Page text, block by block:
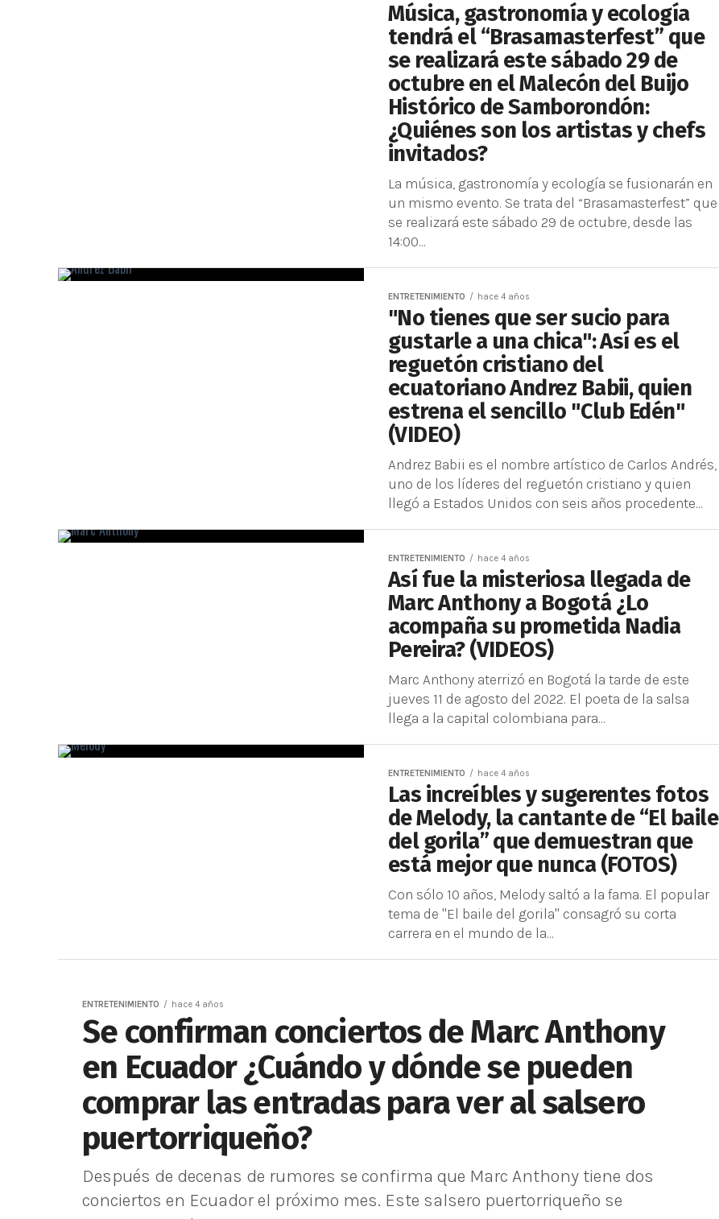
Música, gastronomía y ecología
tendrá el “Brasamasterfest” que
se realizará este sábado 29 de
octubre en el Malecón del Buijo
Histórico de Samborondón:
¿Quiénes son los artistas y chefs
invitados?
La música, gastronomía y ecología se fusionarán en
un mismo evento. Se trata del “Brasamasterfest” que
se realizará este sábado 29 de octubre, desde las
14:00...
ENTRETENIMIENTO hace 4 años
"No tienes que ser sucio para
gustarle a una chica": Así es el
reguetón cristiano del
ecuatoriano Andrez Babii, quien
estrena el sencillo "Club Edén"
(VIDEO)
Andrez Babii es el nombre artístico de Carlos Andrés,
uno de los líderes del reguetón cristiano y quien
llegó a Estados Unidos con seis años procedente...
ENTRETENIMIENTO hace 4 años
Así fue la misteriosa llegada de
Marc Anthony a Bogotá ¿Lo
acompaña su prometida Nadia
Pereira? (VIDEOS)
Marc Anthony aterrizó en Bogotá la tarde de este
jueves 11 de agosto del 2022. El poeta de la salsa
llega a la capital colombiana para...
ENTRETENIMIENTO hace 4 años
Las increíbles y sugerentes fotos
de Melody, la cantante de “El baile
del gorila” que demuestran que
está mejor que nunca (FOTOS)
Con sólo 10 años, Melody saltó a la fama. El popular
tema de "El baile del gorila" consagró su corta
carrera en el mundo de la...
ENTRETENIMIENTO hace 4 años
Se confirman conciertos de Marc Anthony
en Ecuador ¿Cuándo y dónde se pueden
comprar las entradas para ver al salsero
puertorriqueño?
Después de decenas de rumores se confirma que Marc Anthony tiene dos
conciertos en Ecuador el próximo mes. Este salsero puertorriqueño se